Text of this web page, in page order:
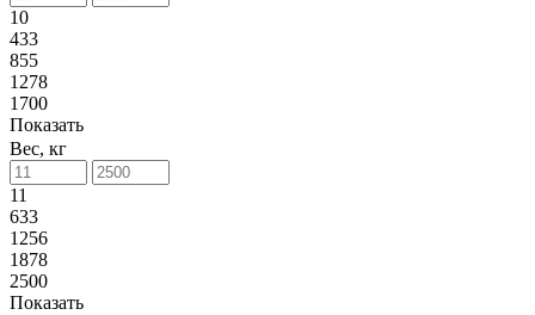
10
433
855
1278
1700
Показать
Вес, кг
11
633
1256
1878
2500
Показать